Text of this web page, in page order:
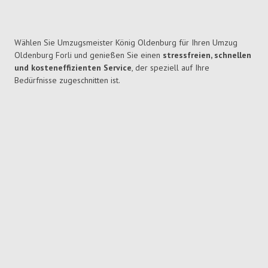
Wählen Sie Umzugsmeister König Oldenburg für Ihren Umzug
Oldenburg Forli und genießen Sie einen stressfreien, schnellen
und kosteneffizienten Service, der speziell auf Ihre
Bedürfnisse zugeschnitten ist.